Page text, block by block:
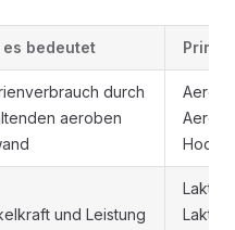
es bedeutet
durch
aeroben
und Leistung